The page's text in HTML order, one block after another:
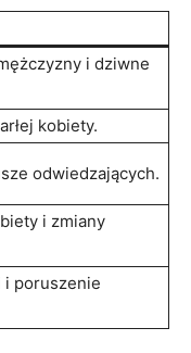
i dziwne
kobiety.
odwiedzających.
‌i zmiany​
⁤i poruszenie